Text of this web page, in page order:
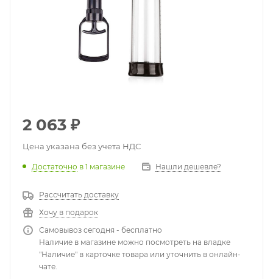
2 063 ₽
Цена указана без учета НДС
Достаточно в 1 магазине Нашли дешевле?
Рассчитать доставку
Хочу в подарок
Самовывоз сегодня - бесплатно
Наличие в магазине можно посмотреть на владке
"Наличие" в карточке товара или уточнить в онлайн-
чате.